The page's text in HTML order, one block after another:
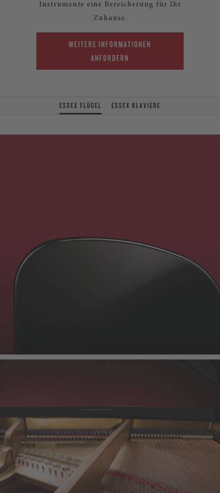
Instrumente eine Bereicherung für Ihr
Zuhause.
WEITERE INFORMATIONEN
ANFORDERN
ESSEX FLÜGEL ESSEX KLAVIERE